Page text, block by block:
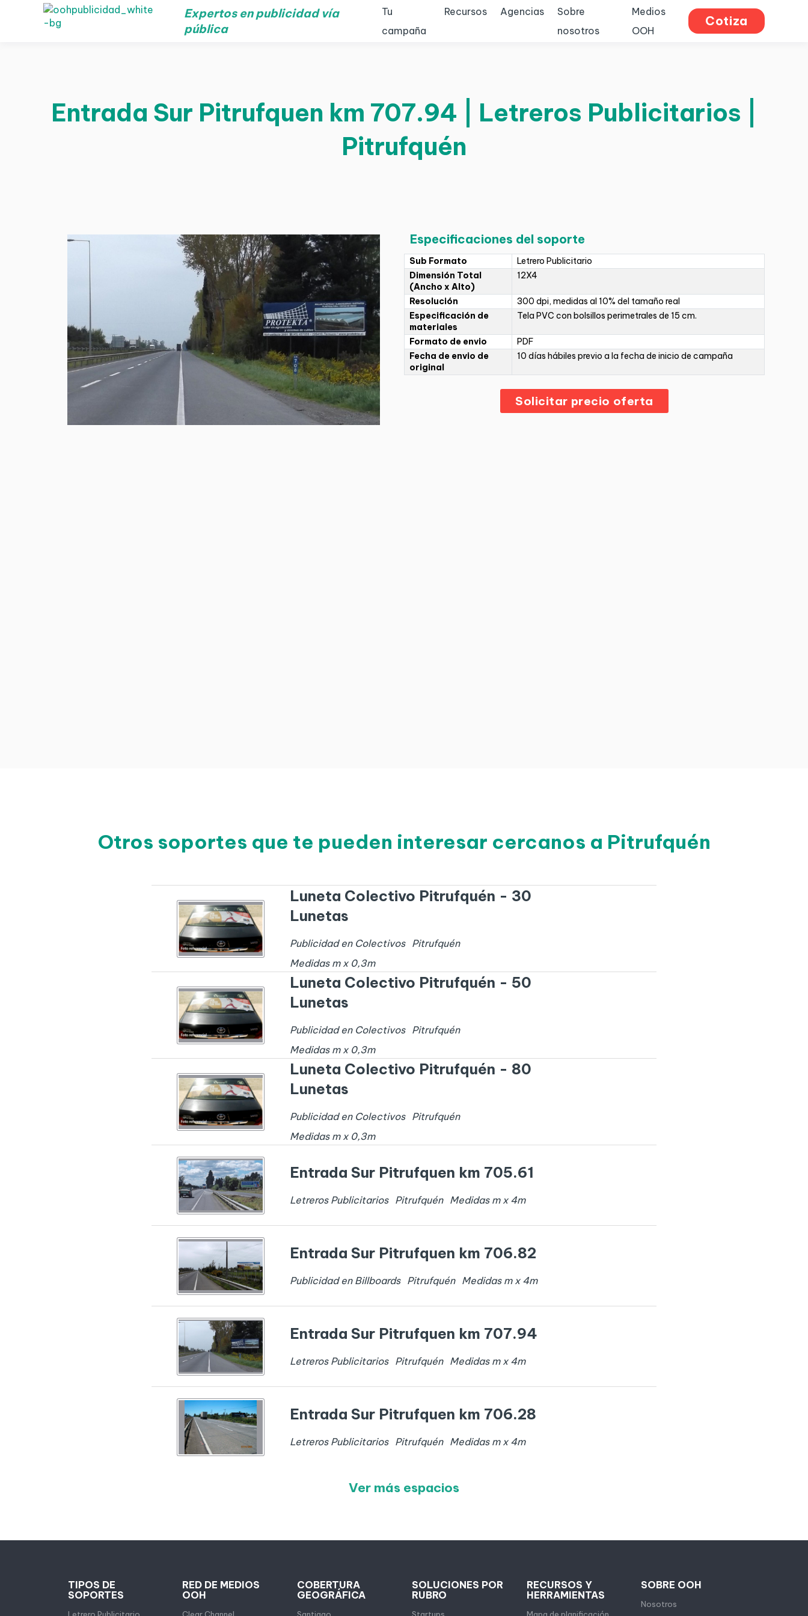
Expertos en publicidad vía
pública
Tu
campaña
Recursos Agencias
Sobre
nosotros
Medios
OOH
Cotiza
Entrada Sur Pitrufquen km 707.94 | Letreros Publicitarios |
Pitrufquén
Especificaciones del soporte
Sub Formato
Letrero Publicitario
Dimensión Total
(Ancho x Alto)
12X4
Resolución
300 dpi, medidas al 10% del tamaño real
Especificación de
materiales
Tela PVC con bolsillos perimetrales de 15 cm.
Formato de envio
PDF
Fecha de envio de
original
10 días hábiles previo a la fecha de inicio de campaña
Solicitar precio oferta
Otros soportes que te pueden interesar cercanos a Pitrufquén
Luneta Colectivo Pitrufquén - 30
Lunetas
Publicidad en Colectivos Pitrufquén
Medidas m x 0,3m
Luneta Colectivo Pitrufquén - 50
Lunetas
Publicidad en Colectivos Pitrufquén
Medidas m x 0,3m
Luneta Colectivo Pitrufquén - 80
Lunetas
Publicidad en Colectivos Pitrufquén
Medidas m x 0,3m
Entrada Sur Pitrufquen km 705.61
Letreros Publicitarios Pitrufquén Medidas m x 4m
Entrada Sur Pitrufquen km 706.82
Publicidad en Billboards Pitrufquén Medidas m x 4m
Entrada Sur Pitrufquen km 707.94
Letreros Publicitarios Pitrufquén Medidas m x 4m
Entrada Sur Pitrufquen km 706.28
Letreros Publicitarios Pitrufquén Medidas m x 4m
Ver más espacios
TIPOS DE
SOPORTES
Letrero Publicitario
RED DE MEDIOS
OOH
Clear Channel
COBERTURA
GEOGRÁFICA
Santiago
SOLUCIONES POR
RUBRO
Startups
RECURSOS Y
HERRAMIENTAS
Mapa de planificación
SOBRE OOH
Nosotros